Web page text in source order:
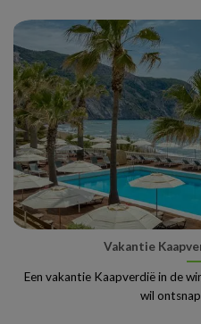
Vakantie
Een vakantie Kaapverdië in de
wil